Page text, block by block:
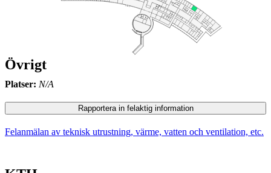
Övrigt
Platser: N/A
Rapportera in felaktig information
Felanmälan av teknisk utrustning, värme, vatten och ventilation, etc.